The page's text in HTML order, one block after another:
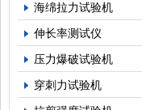
海绵拉力试验机
伸长率测试仪
压力爆破试验机
穿刺力试验机